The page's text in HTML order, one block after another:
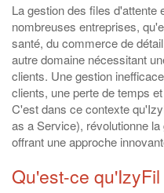
La gestion des files d'attente
nombreuses entreprises,
santé, du commerce de
autre domaine nécessitant
clients. Une gestion
clients, une perte de temps
C'est dans ce contexte
as a Service), révolutionne
offrant une approche
Qu'est-ce qu'IzyFil